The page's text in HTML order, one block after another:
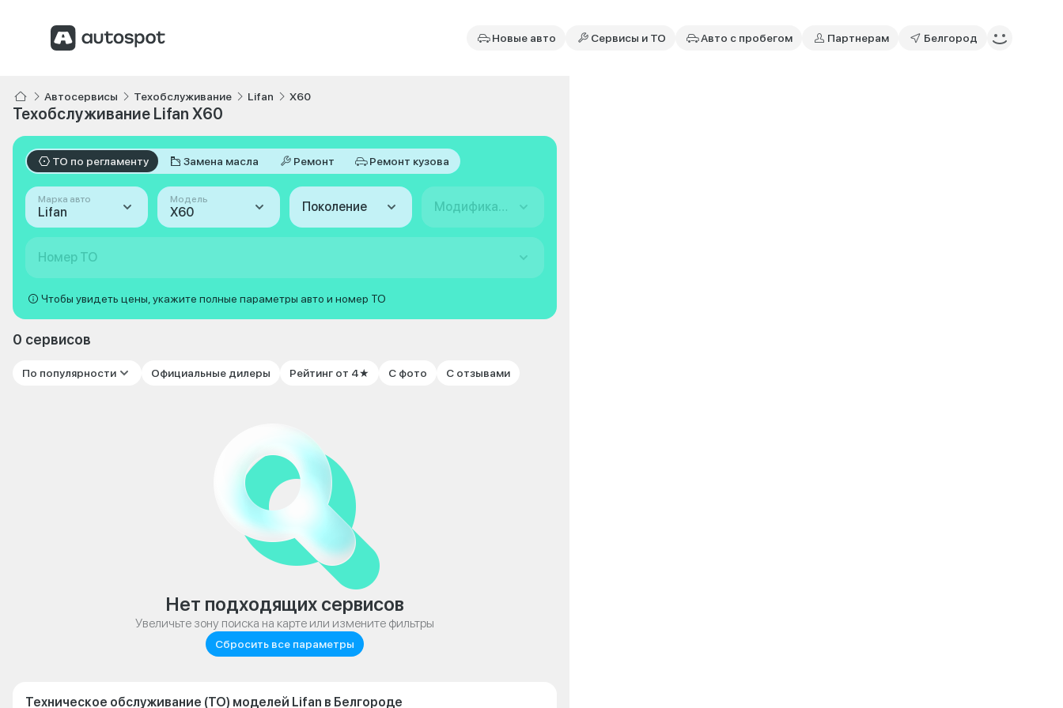
Новые авто Сервисы и ТО Авто с пробегом Партнерам Белгород
Автосервисы Техобслуживание Lifan X60
Техобслуживание Lifan X60
ТО по регламенту Замена масла Ремонт Ремонт кузова
Марка авто
Lifan
Модель
X60 Поколение Модификация
Номер ТО
Чтобы увидеть цены, укажите полные параметры авто и номер ТО
0 сервисов
По популярности Официальные дилеры Рейтинг от 4★ С фото С отзывами
Нет подходящих сервисов
Увеличьте зону поиска на карте или измените фильтры
Сбросить все параметры
Техническое обслуживание (ТО) моделей Lifan в Белгороде